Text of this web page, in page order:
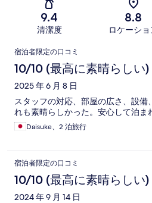
9.4
清潔度
8.8
ロケーショ
口
コ
ミ
宿泊者限定の口コミ
10/10 (最高に素晴らしい)
2025 年 6 月 8 日
スタッフの対応、部屋の広さ、設
れも素晴らしかった。安心して泊ま
Daisuke、2 泊旅行
宿泊者限定の口コミ
10/10 (最高に素晴らしい)
2024 年 9 月 14 日